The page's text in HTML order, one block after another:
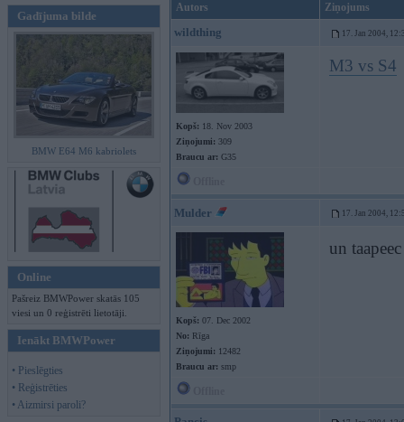
Gadījuma bilde
BMW E64 M6 kabriolets
Online
Pašreiz BMWPower skatās 105
viesi un 0 reģistrēti lietotāji.
Ienākt BMWPower
• Pieslēgties
• Reģistrēties
• Aizmirsi paroli?
Autors Ziņojums
wildthing 17. Jan 2004,
Kopš: 18. Nov 2003
Ziņojumi: 309
Braucu ar: G35
M3 vs S4
Mulder 17. Jan 2004,
Kopš: 07. Dec 2002
No: Rīga
Ziņojumi: 12482
Braucu ar: smp
un